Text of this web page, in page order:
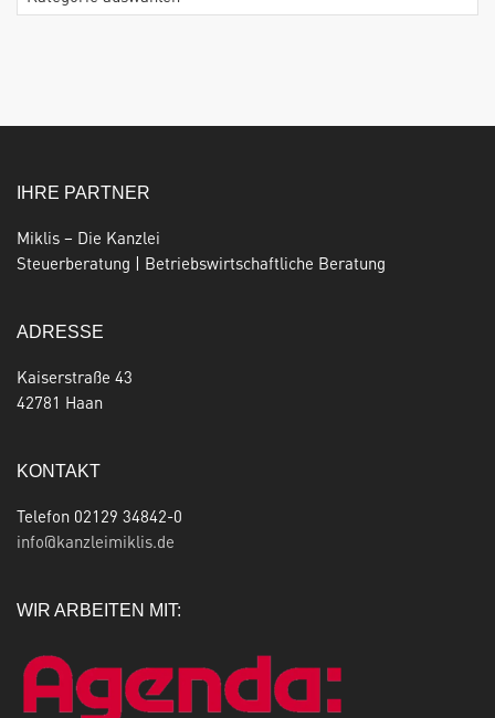
IHRE PARTNER
Miklis – Die Kanzlei
Steuerberatung | Betriebswirtschaftliche Beratung
ADRESSE
Kaiserstraße 43
42781 Haan
KONTAKT
Telefon 02129 34842-0
info@kanzleimiklis.de
WIR ARBEITEN MIT: